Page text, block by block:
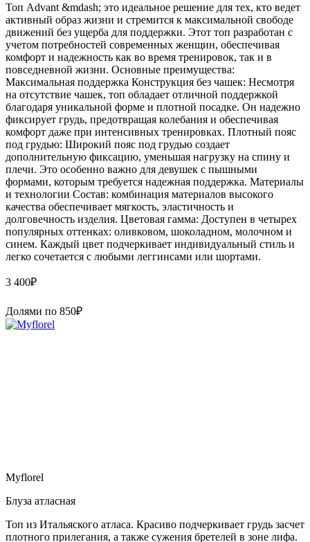
Топ Advant &mdash; это идеальное решение для тех, кто ведет
активный образ жизни и стремится к максимальной свободе
движений без ущерба для поддержки. Этот топ разработан с
учетом потребностей современных женщин, обеспечивая
комфорт и надежность как во время тренировок, так и в
повседневной жизни. Основные преимущества:
Максимальная поддержка Конструкция без чашек: Несмотря
на отсутствие чашек, топ обладает отличной поддержкой
благодаря уникальной форме и плотной посадке. Он надежно
фиксирует грудь, предотвращая колебания и обеспечивая
комфорт даже при интенсивных тренировках. Плотный пояс
под грудью: Широкий пояс под грудью создает
дополнительную фиксацию, уменьшая нагрузку на спину и
плечи. Это особенно важно для девушек с пышными
формами, которым требуется надежная поддержка. Материалы
и технологии Состав: комбинация материалов высокого
качества обеспечивает мягкость, эластичность и
долговечность изделия. Цветовая гамма: Доступен в четырех
популярных оттенках: оливковом, шоколадном, молочном и
синем. Каждый цвет подчеркивает индивидуальный стиль и
легко сочетается с любыми леггинсами или шортами.
3 400₽
Долями по 850₽
Myflorel
Блуза атласная
Топ из Итальяского атласа. Красиво подчеркивает грудь засчет
плотного прилегания, а также сужения бретелей в зоне лифа.